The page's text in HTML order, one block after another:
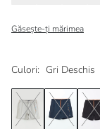
Culori: Gri Deschis
Găsește-ți mărimea